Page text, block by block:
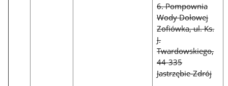
6. Pompownia
Wody Dołowej
Zofiówka, ul. Ks.
J.
Twardowskiego,
44-335
Jastrzębie-Zdrój